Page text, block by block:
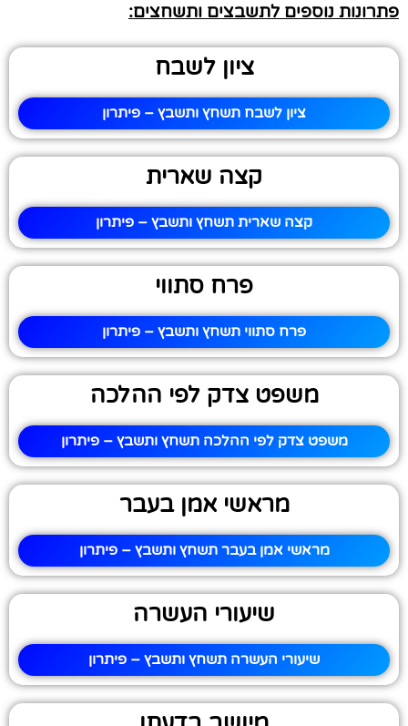
פתרונות נוספים לתשבצים ותשחצים:
ציון לשבח
ציון לשבח תשחץ ותשבץ – פיתרון
קצה שארית
קצה שארית תשחץ ותשבץ – פיתרון
פרח סתווי
פרח סתווי תשחץ ותשבץ – פיתרון
משפט צדק לפי ההלכה
משפט צדק לפי ההלכה תשחץ ותשבץ – פיתרון
מראשי אמן בעבר
מראשי אמן בעבר תשחץ ותשבץ – פיתרון
שיעורי העשרה
שיעורי העשרה תשחץ ותשבץ – פיתרון